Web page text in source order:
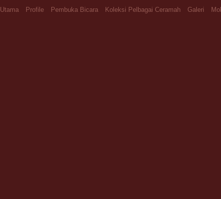
Utama Profile Pembuka Bicara Koleksi Pelbagai Ceramah Galeri